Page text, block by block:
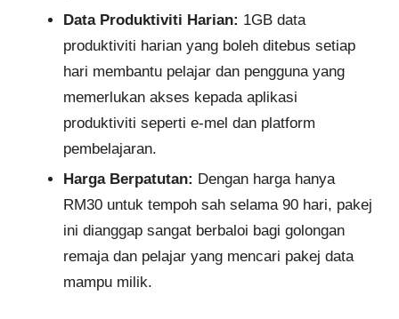
Data Produktiviti Harian: 1GB data
produktiviti harian yang boleh ditebus setiap
hari membantu pelajar dan pengguna yang
memerlukan akses kepada aplikasi
produktiviti seperti e-mel dan platform
pembelajaran.
Harga Berpatutan: Dengan harga hanya
RM30 untuk tempoh sah selama 90 hari, pakej
ini dianggap sangat berbaloi bagi golongan
remaja dan pelajar yang mencari pakej data
mampu milik.